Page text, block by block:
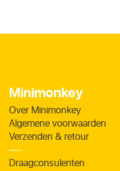
Minimonkey
Over Minimonkey
Algemene voorwaarden
Verzenden & retour
—-
Draagconsulenten